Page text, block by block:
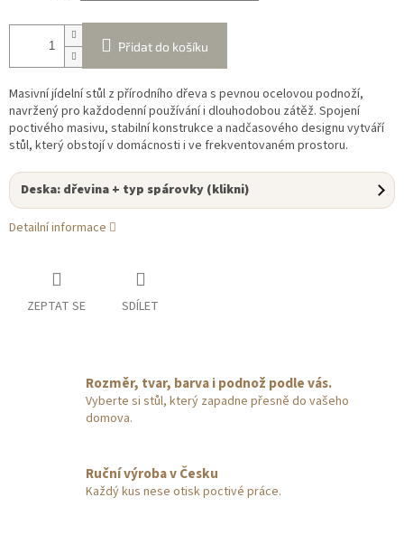
Přidat do košíku
Masivní jídelní stůl z přírodního dřeva s pevnou ocelovou podnoží,
navržený pro každodenní používání i dlouhodobou zátěž. Spojení
poctivého masivu, stabilní konstrukce a nadčasového designu vytváří
stůl, který obstojí v domácnosti i ve frekventovaném prostoru.
Deska: dřevina + typ spárovky (klikni)
Detailní informace
ZEPTAT SE SDÍLET
Rozměr, tvar, barva i podnož podle vás.
Vyberte si stůl, který zapadne přesně do vašeho
domova.
Ruční výroba v Česku
Každý kus nese otisk poctivé práce.